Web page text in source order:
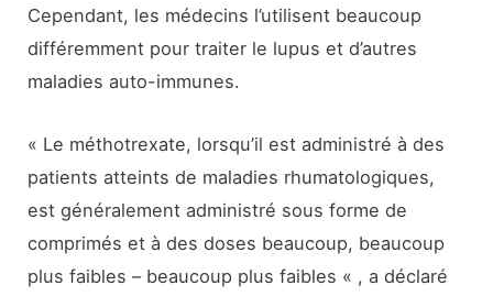
Cependant, les médecins l’utilisent beaucoup
différemment pour traiter le lupus et d’autres
maladies auto-immunes.
« Le méthotrexate, lorsqu’il est administré à des
patients atteints de maladies rhumatologiques,
est généralement administré sous forme de
comprimés et à des doses beaucoup, beaucoup
plus faibles – beaucoup plus faibles « , a déclaré